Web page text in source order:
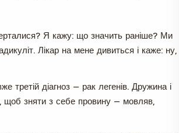
Я кажу: що значить раніше? Ми
Лікар на мене дивиться і каже: ну,
діагноз — рак легенів. Дружина і
щоб зняти з себе провину — мовляв,